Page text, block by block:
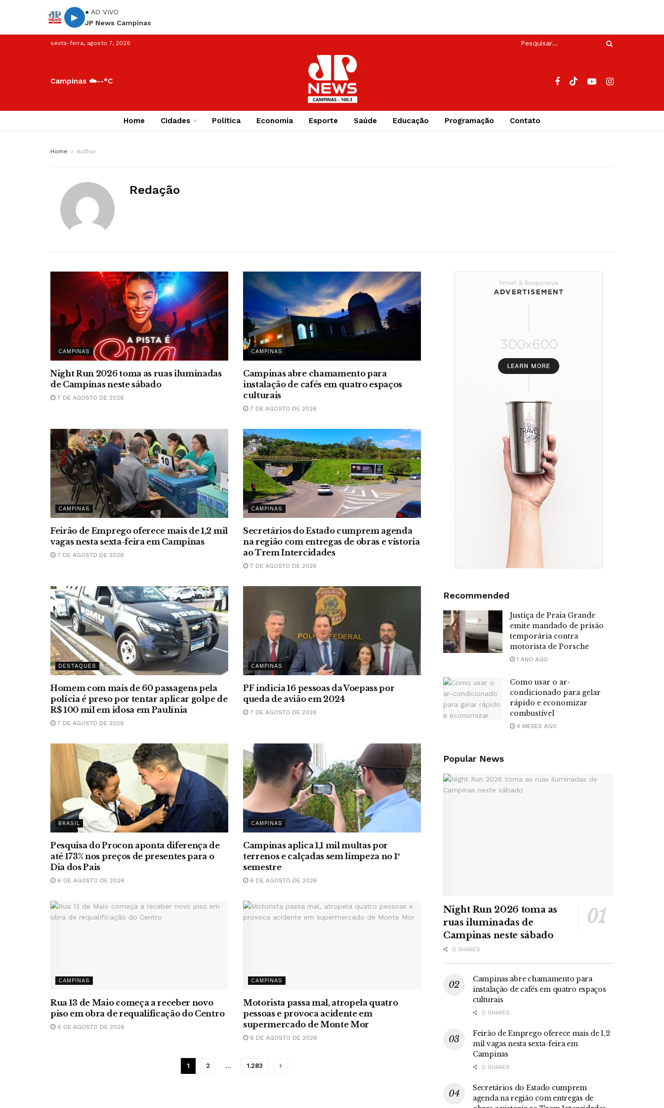
▶
● AO VIVO
JP News Campinas
sexta-feira, agosto 7, 2026
Campinas ☁️--°C
Home Cidades Política Economia Esporte Saúde Educação Programação Contato
Home Author
Redação
CAMPINAS
Night Run 2026 toma as ruas iluminadas
de Campinas neste sábado
7 DE AGOSTO DE 2026
CAMPINAS
Campinas abre chamamento para
instalação de cafés em quatro espaços
culturais
7 DE AGOSTO DE 2026
CAMPINAS
Feirão de Emprego oferece mais de 1,2 mil
vagas nesta sexta-feira em Campinas
7 DE AGOSTO DE 2026
CAMPINAS
Secretários do Estado cumprem agenda
na região com entregas de obras e vistoria
ao Trem Intercidades
7 DE AGOSTO DE 2026
DESTAQUES
Homem com mais de 60 passagens pela
polícia é preso por tentar aplicar golpe de
R$ 100 mil em idosa em Paulínia
7 DE AGOSTO DE 2026
CAMPINAS
PF indicia 16 pessoas da Voepass por
queda de avião em 2024
7 DE AGOSTO DE 2026
BRASIL
Pesquisa do Procon aponta diferença de
até 173% nos preços de presentes para o
Dia dos Pais
6 DE AGOSTO DE 2026
CAMPINAS
Campinas aplica 1,1 mil multas por
terrenos e calçadas sem limpeza no 1º
semestre
6 DE AGOSTO DE 2026
CAMPINAS
Rua 13 de Maio começa a receber novo
piso em obra de requalificação do Centro
6 DE AGOSTO DE 2026
CAMPINAS
Motorista passa mal, atropela quatro
pessoas e provoca acidente em
supermercado de Monte Mor
6 DE AGOSTO DE 2026
1 2 … 1.283
Recommended
Justiça de Praia Grande
emite mandado de prisão
temporária contra
motorista de Porsche
1 ANO AGO
Como usar o ar-
condicionado para gelar
rápido e economizar
combustível
4 MESES AGO
Popular News
Night Run 2026 toma as
ruas iluminadas de
Campinas neste sábado
0 SHARES
Campinas abre chamamento para
instalação de cafés em quatro espaços
culturais
0 SHARES
Feirão de Emprego oferece mais de 1,2
mil vagas nesta sexta-feira em
Campinas
0 SHARES
Secretários do Estado cumprem
agenda na região com entregas de